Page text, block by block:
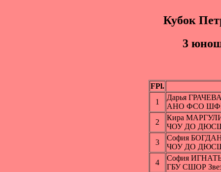
Кубок
3
FPl.
1
Дарья
АНО ФСО ШФК
2
Кира
ЧОУ ДО ДЮСШ
3
София
ЧОУ ДО ДЮСШ
4
София
ГБУ СШОР